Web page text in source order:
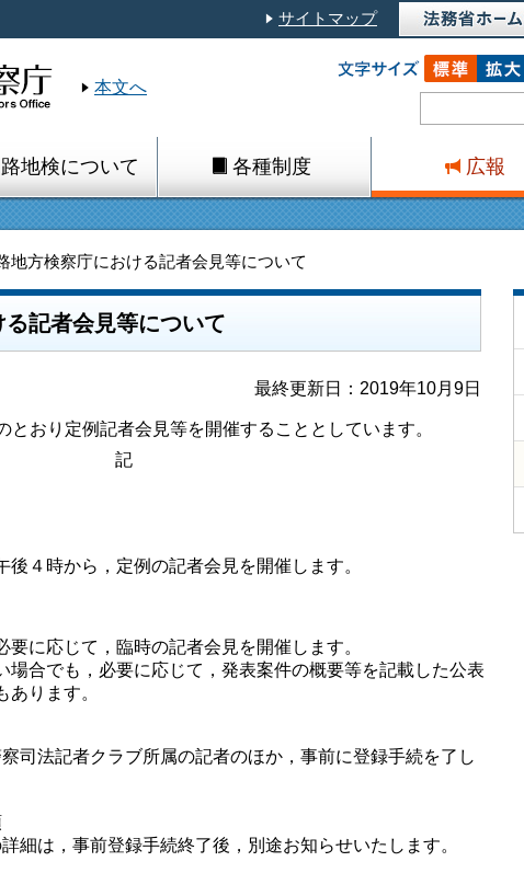
サイトマップ
本文へ
地検について 各種制度 広報
地方検察庁における記者会見等について
記者会見等について
最終更新日：2019年10月9日
おり定例記者会見等を開催することとしています。
記
後４時から，定例の記者会見を開催します。
に応じて，臨時の記者会見を開催します。
場合でも，必要に応じて，発表案件の概要等を記載した公表
ります。
司法記者クラブ所属の記者のほか，事前に登録手続を了し
細は，事前登録手続終了後，別途お知らせいたします。